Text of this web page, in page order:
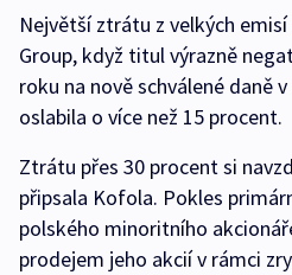
Největší ztrátu z velkých
Group, když titul výrazně
roku na nově schválené daně
oslabila o více než 15 procent.
Ztrátu přes 30 procent si
připsala Kofola. Pokles
polského minoritního
prodejem jeho akcií v rámci